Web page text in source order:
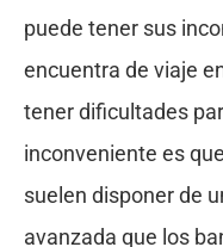
puede tener sus
encuentra de viaje
tener dificultades
inconveniente es
suelen disponer de
avanzada que los